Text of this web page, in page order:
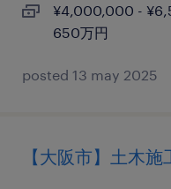
¥4,000,000 -
650万円
posted 13 may 2025
【大阪市】土木施